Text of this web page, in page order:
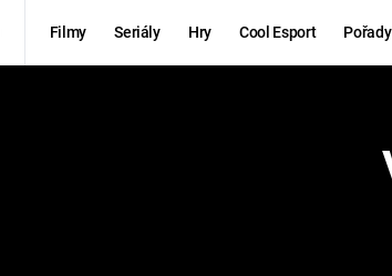
Filmy Seriály Hry Cool Esport Pořady
Hry